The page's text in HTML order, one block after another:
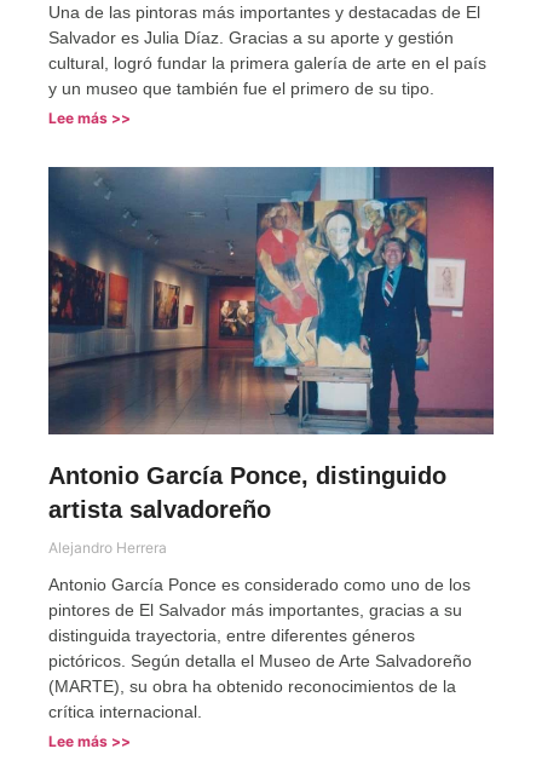
Una de las pintoras más importantes y destacadas de El
Salvador es Julia Díaz. Gracias a su aporte y gestión
cultural, logró fundar la primera galería de arte en el país
y un museo que también fue el primero de su tipo.
Lee más >>
Antonio García Ponce, distinguido
artista salvadoreño
Alejandro Herrera
Antonio García Ponce es considerado como uno de los
pintores de El Salvador más importantes, gracias a su
distinguida trayectoria, entre diferentes géneros
pictóricos. Según detalla el Museo de Arte Salvadoreño
(MARTE), su obra ha obtenido reconocimientos de la
crítica internacional.
Lee más >>